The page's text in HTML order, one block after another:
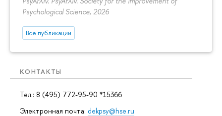
Psychological Science, 2026
Все публикации
КОНТАКТЫ
Тел.: 8 (495) 772-95-90 *15366
Электронная почта: dekpsy@hse.ru